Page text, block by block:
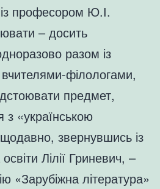
із професором Ю.І.
– досить
разом із
філологами,
предмет,
з «українською
звернувшись із
Лілії Гриневич, –
«Зарубіжна література»